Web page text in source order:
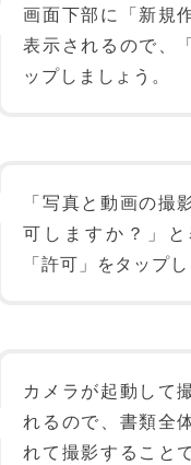
画面下部に「新規
表示されるので、
ップしましょう。
「写真と動画の撮
可しますか？」と
「許可」をタップし
カメラが起動して
れるので、書類全
れて撮影すること